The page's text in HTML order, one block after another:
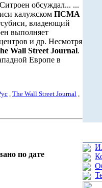
обсуждал... ...
калужском ПСМА
владеющий
выполняет
и др. Несмотря
Wall Street Journal.
Европе в
, The Wall Street Journal ,
по дате